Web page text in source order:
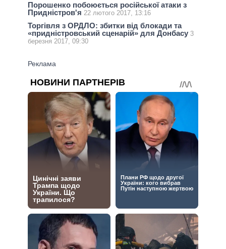
Порошенко побоюється російської атаки з
Придністров'я 22 лютого 2017, 13:16
Торгівля з ОРДЛО: збитки від блокади та
«придністровський сценарій» для Донбасу 3
березня 2017, 09:30